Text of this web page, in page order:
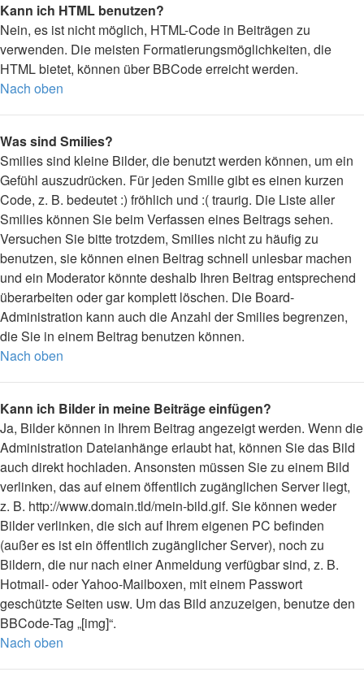
Kann ich HTML benutzen?
Nein, es ist nicht möglich, HTML-Code in Beiträgen zu
verwenden. Die meisten Formatierungsmöglichkeiten, die
HTML bietet, können über BBCode erreicht werden.
Nach oben
Was sind Smilies?
Smilies sind kleine Bilder, die benutzt werden können, um ein
Gefühl auszudrücken. Für jeden Smilie gibt es einen kurzen
Code, z. B. bedeutet :) fröhlich und :( traurig. Die Liste aller
Smilies können Sie beim Verfassen eines Beitrags sehen.
Versuchen Sie bitte trotzdem, Smilies nicht zu häufig zu
benutzen, sie können einen Beitrag schnell unlesbar machen
und ein Moderator könnte deshalb Ihren Beitrag entsprechend
überarbeiten oder gar komplett löschen. Die Board-
Administration kann auch die Anzahl der Smilies begrenzen,
die Sie in einem Beitrag benutzen können.
Nach oben
Kann ich Bilder in meine Beiträge einfügen?
Ja, Bilder können in Ihrem Beitrag angezeigt werden. Wenn die
Administration Dateianhänge erlaubt hat, können Sie das Bild
auch direkt hochladen. Ansonsten müssen Sie zu einem Bild
verlinken, das auf einem öffentlich zugänglichen Server liegt,
z. B. http://www.domain.tld/mein-bild.gif. Sie können weder
Bilder verlinken, die sich auf Ihrem eigenen PC befinden
(außer es ist ein öffentlich zugänglicher Server), noch zu
Bildern, die nur nach einer Anmeldung verfügbar sind, z. B.
Hotmail- oder Yahoo-Mailboxen, mit einem Passwort
geschützte Seiten usw. Um das Bild anzuzeigen, benutze den
BBCode-Tag „[img]“.
Nach oben